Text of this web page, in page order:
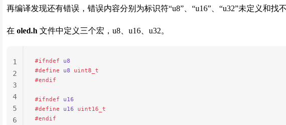
再编译发现还有错误，错误内容分别为标识符“u8”、“u16”、“u32”未定义和找
在 oled.h 文件中定义三个宏，u8、u16、u32。
#ifndef u8
#define u8 uint8_t
#endif
#ifndef u16
#define u16 uint16_t
#endif
1
2
3
4
5
6